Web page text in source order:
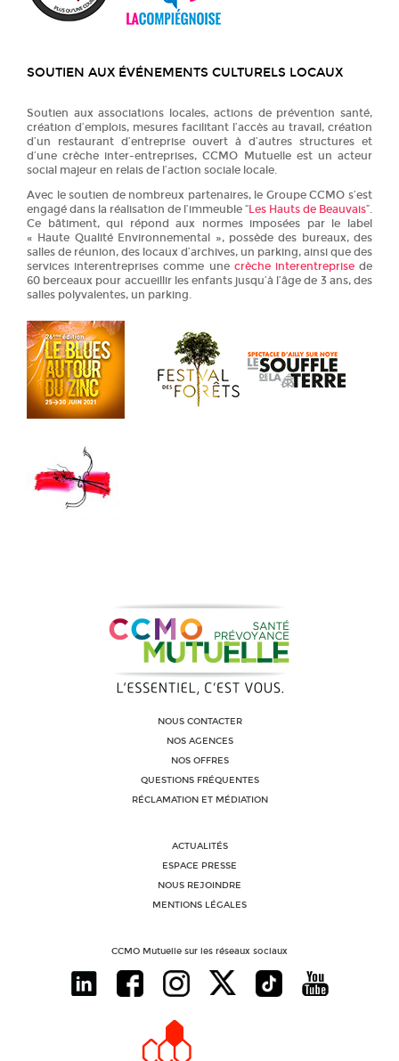
SOUTIEN AUX ÉVÉNEMENTS CULTURELS LOCAUX
Soutien aux associations locales, actions de prévention santé,
création d’emplois, mesures facilitant l’accès au travail, création
d’un restaurant d’entreprise ouvert à d’autres structures et
d’une crèche inter-entreprises, CCMO Mutuelle est un acteur
social majeur en relais de l’action sociale locale.
Avec le soutien de nombreux partenaires, le Groupe CCMO s’est
engagé dans la réalisation de l’immeuble “Les Hauts de Beauvais”.
Ce bâtiment, qui répond aux normes imposées par le label
« Haute Qualité Environnemental », possède des bureaux, des
salles de réunion, des locaux d’archives, un parking, ainsi que des
services interentreprises comme une crèche interentreprisede
60 berceaux pour accueillir les enfants jusqu’à l’âge de 3 ans, des
salles polyvalentes, un parking.
NOUS CONTACTER
NOS AGENCES
NOS OFFRES
QUESTIONS FRÉQUENTES
RÉCLAMATION ET MÉDIATION
ACTUALITÉS
ESPACE PRESSE
NOUS REJOINDRE
MENTIONS LÉGALES
CCMO Mutuelle sur les réseaux sociaux